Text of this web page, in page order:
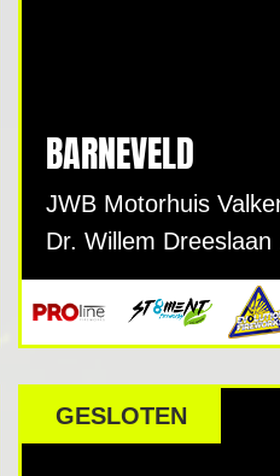
BARNEVELD
JWB Motorhuis
Dr. Willem Dreeslaan
GESLOTEN